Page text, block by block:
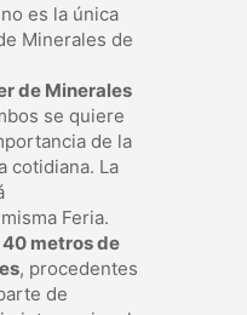
es la única
Minerales de
de Minerales
se quiere
de la
cotidiana. La
Feria.
40 metros de
, procedentes
de